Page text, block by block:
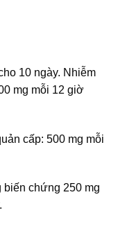
10 ngày. Nhiễm
mg mỗi 12 giờ
cấp: 500 mg mỗi
biến chứng 250 mg